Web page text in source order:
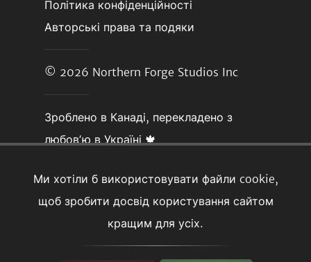
Ми хотіли б використовувати файли cookie,
щоб зробити досвід користування сайтом
кращим для усіх.
Політика конфіденційності
Авторські права та подяки
© 2026 Northern Forge Studios Inc
Зроблено в Канаді, перекладено з
любовʼю в Україні 🍁